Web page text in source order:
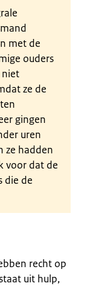
met de
ouders
niet
ze de
gingen
uren
ze hadden
voor dat de
die de
recht op
uit hulp,